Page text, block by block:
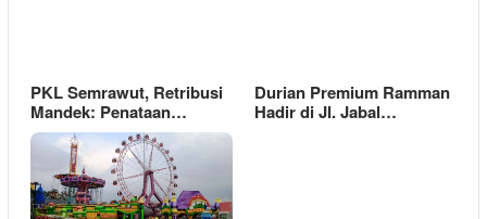
PKL Semrawut, Retribusi
Mandek: Penataan…
Durian Premium Ramman
Hadir di Jl. Jabal…